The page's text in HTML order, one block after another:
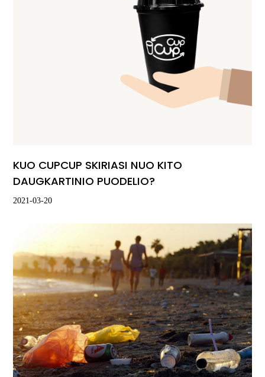
KUO CUPCUP SKIRIASI NUO KITO
DAUGKARTINIO PUODELIO?
2021-03-20